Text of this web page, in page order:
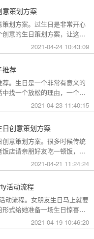
么过有仪式感了吧！我们看
告或送生日祝福。
意策划方案
划方案。过生日是非常开心
意的生日策划方案，让这个
，下面就跟着礼帮帮生日策划
怎么过有意思。
2021-04-24 10:43:09
推荐
。生日是一个非常有意义的
找一个放松的理由，一个不
到来前，在等待的时候，才会
盼。下面就跟着礼帮帮生日
2021-04-23 11:40:15
创意策划方案
意策划方案。很多时候传统
店请亲朋好友吃一顿饭，这
一个有创意的生日，下面就跟
了一些关于生日创意策划方
2021-04-21 11:24:24
活动流程
动流程。女朋友生日马上就要
式给她准备一场生日惊喜，
备一场生日party，下面就跟着
一些生日party活动策划。
2021-04-19 10:46:20